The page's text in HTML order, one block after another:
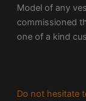
Model of any
commissioned
one of a kind
Do not hesitate